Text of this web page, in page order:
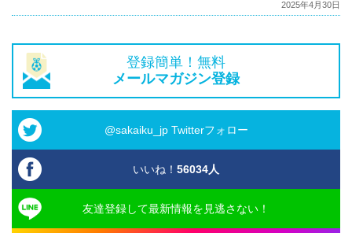
2025年4月30日
登録簡単！無料
メールマガジン登録
@sakaiku_jp Twitterフォロー
いいね！ 56034人
友達登録して最新情報を見逃さない！